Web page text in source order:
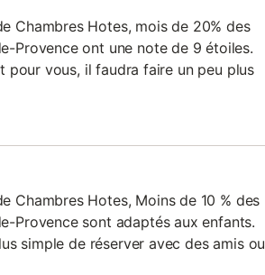
Chambres Hotes, mois de 20% des
Provence ont une note de 9 étoiles.
pour vous, il faudra faire un peu plus
Chambres Hotes, Moins de 10 % des
Provence sont adaptés aux enfants.
simple de réserver avec des amis ou